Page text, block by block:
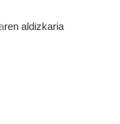
ren aldizkaria